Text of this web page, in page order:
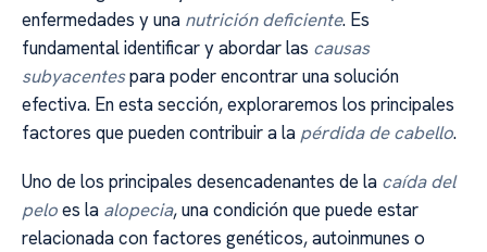
enfermedades y una nutrición deficiente. Es
fundamental identificar y abordar las causas
subyacentespara poder encontrar una solución
efectiva. En esta sección, exploraremos los principales
factores que pueden contribuir a la pérdida de cabello.
Uno de los principales desencadenantes de la caída del
peloes la alopecia, una condición que puede estar
relacionada con factores genéticos, autoinmunes o